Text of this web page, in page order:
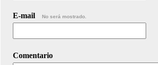
E-mail No será mostrado.
Comentario